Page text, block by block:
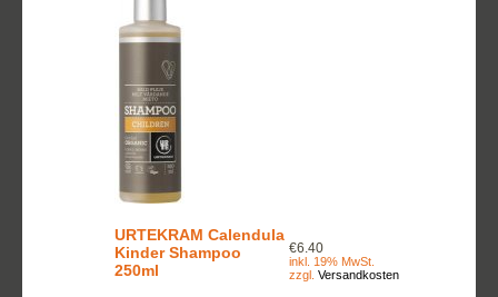
URTEKRAM Calendula
Kinder Shampoo
250ml
€6.40
inkl. 19% MwSt.
zzgl. Versandkosten